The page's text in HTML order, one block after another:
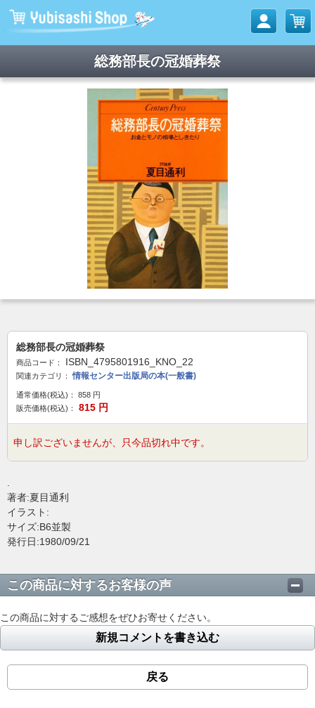
総務部長の冠婚葬祭
総務部長の冠婚葬祭
商品コード： ISBN_4795801916_KNO_22
関連カテゴリ： 情報センター出版局の本(一般書)
通常価格(税込)： 858 円
販売価格(税込)：
815 円
申し訳ございませんが、只今品切れ中です。
著者:夏目通利
イラスト:
サイズ:B6並製
発行日:1980/09/21
この商品に対するお客様の声
この商品に対するご感想をぜひお寄せください。
新規コメントを書き込む
戻る